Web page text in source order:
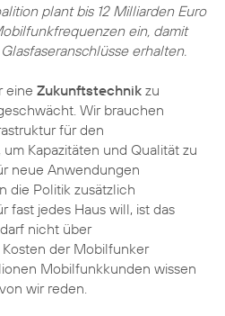
plant bis 12 Milliarden Euro
ein, damit
erhalten.
eine Zukunftstechnik zu
Wir brauchen
für den
, um Kapazitäten und Qualität zu
neue Anwendungen
die Politik zusätzlich
fast jedes Haus will, ist das
nicht über
der Mobilfunker
Mobilfunkkunden wissen
wir reden.